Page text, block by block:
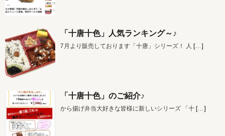
「十唐十色」人気ランキング～♪
7月より販売しております「十唐」シリーズ！ 人 […]
「十唐十色」のご紹介♪
から揚げ弁当大好きな皆様に新しいシリーズ 「十 […]